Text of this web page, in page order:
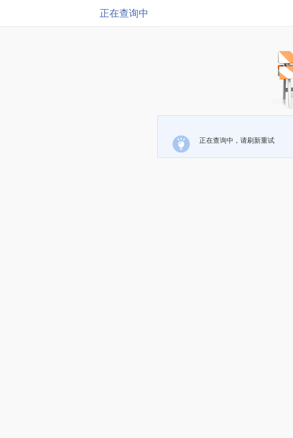
正在查询中
正在查询中，请刷新重试